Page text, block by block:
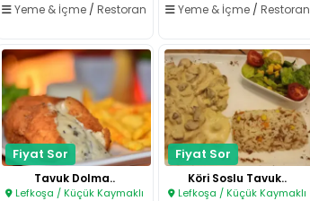
Yeme & İçme /Restoran Yeme & İçme/ Restoran
Fiyat Sor
Tavuk Dolma..
Lefkoşa / Küçük Kaymaklı
Fiyat Sor
Köri Soslu Tavuk..
Lefkoşa / Küçük Kaymaklı